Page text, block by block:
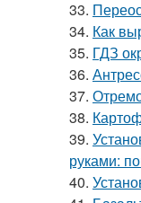
33.
34. Как
35. ГДЗ
36.
37.
38.
39.
руками:
40.